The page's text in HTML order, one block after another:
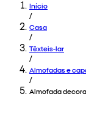
Início
/
Casa
/
Têxteis-lar
/
Almofadas e
/
Almofada